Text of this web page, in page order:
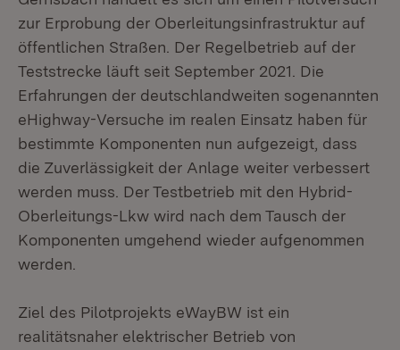
zur Erprobung der Oberleitungsinfrastruktur auf
öffentlichen Straßen. Der Regelbetrieb auf der
Teststrecke läuft seit September 2021. Die
Erfahrungen der deutschlandweiten sogenannten
eHighway-Versuche im realen Einsatz haben für
bestimmte Komponenten nun aufgezeigt, dass
die Zuverlässigkeit der Anlage weiter verbessert
werden muss. Der Testbetrieb mit den Hybrid-
Oberleitungs-Lkw wird nach dem Tausch der
Komponenten umgehend wieder aufgenommen
werden.
Ziel des Pilotprojekts eWayBW ist ein
realitätsnaher elektrischer Betrieb von